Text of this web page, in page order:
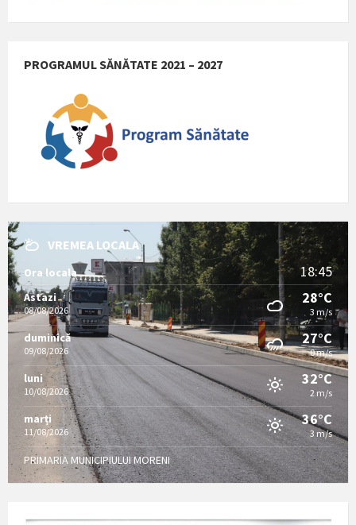
PROGRAMUL SĂNĂTATE 2021 – 2027
VREMEA LOCALA
Ora locala 18:45
Astazi
08/08/2026
28°C
3 m/s
duminică
09/08/2026
27°C
0 m/s
luni
10/08/2026
32°C
2 m/s
marți
11/08/2026
36°C
3 m/s
PRIMARIA MUNICIPIULUI MORENI